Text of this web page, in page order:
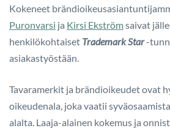
Kokeneet
Puronvarsi ja Kirsi Ekströmsaivat
henkilökohtaiset Trademark Star-
asiakastyöstään.
Tavaramerkit ja brändioikeudet ovat
oikeudenala, joka vaatii
alalta. Laaja-alainen kokemus ja